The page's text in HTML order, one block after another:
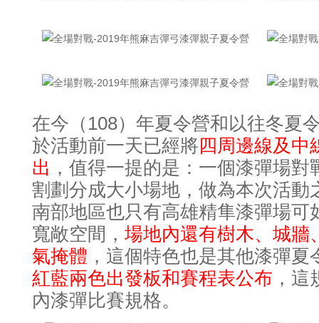
在今（108）年夏令營和以往冬夏
於活動前一天已經將四周邊線及中
出 ， 值得一提的是 ： 一個漆彈場對
割劃分成大小場地 ， 做為本次活動
南部地區也只有高雄精隼漆彈場可
寬敞空間 ， 場地內還有樹木、 城牆
氣掩體 ， 這個特色也是其他漆彈夏
紅藍兩色出發板和賽程表公布 ， 這
內漆彈比賽規格。